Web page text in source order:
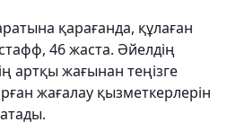
қарағанда, құлаған
46 жаста. Әйелдің
артқы жағынан теңізге
жағалау қызметкерлерін